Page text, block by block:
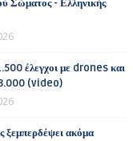
Σώματος - Ελληνικής
έλεγχοι με drones και
(video)
ξεμπερδέψει ακόμα